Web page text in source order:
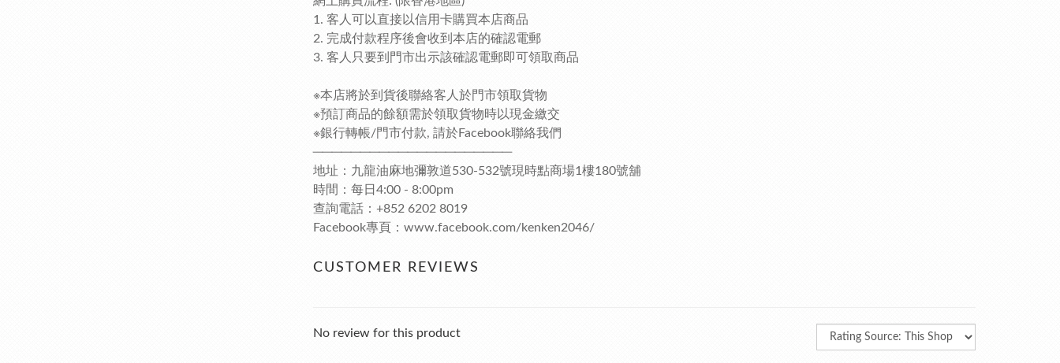
1. 客人可以直接以信用卡購買本店商品
2. 完成付款程序後會收到本店的確認電郵
3. 客人只要到門市出示該確認電郵即可領取商品
※本店將於到貨後聯絡客人於門市領取貨物
※預訂商品的餘額需於領取貨物時以現金繳交
※銀行轉帳/門市付款, 請於Facebook聯絡我們
─────────────────────
地址：九龍油麻地彌敦道530-532號現時點商場1樓180號舖
時間：每日4:00 - 8:00pm
查詢電話：+852 6202 8019
Facebook專頁：www.facebook.com/kenken2046/
CUSTOMER REVIEWS
No review for this product